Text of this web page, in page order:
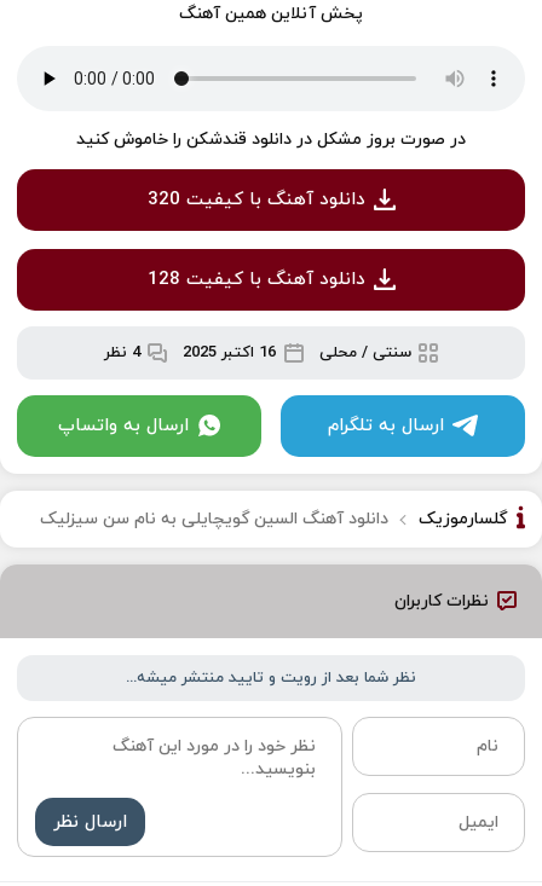
پخش آنلاین همین آهنگ
در صورت بروز مشکل در دانلود قندشکن را خاموش کنید
دانلود آهنگ با کیفیت 320
دانلود آهنگ با کیفیت 128
سنتی / محلی 16 اکتبر 2025 4 نظر
ارسال به تلگرام ارسال به واتساپ
گلسارموزیک دانلود آهنگ السین گویچایلی به نام سن سیزلیک
نظرات کاربران
نظر شما بعد از رویت و تایید منتشر میشه...
ارسال نظر